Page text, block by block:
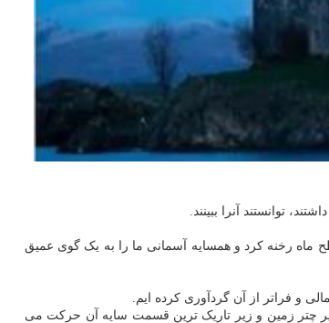
ماه رخنه کرد و همسایه آسمانی ما را به یک گوی عمیق
و فراتر از آن گردآوری کرده ایم.
چتر زمین و زیر تاریک ترین قسمت سایه آن حرکت می